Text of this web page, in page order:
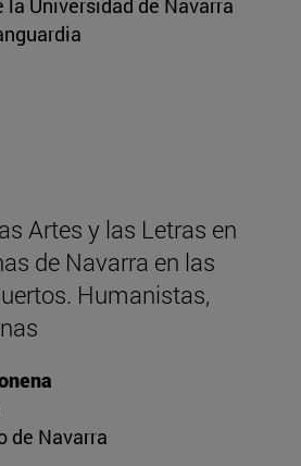
la Universidad de Navarra
Artes y las Letras en
de Navarra en las
Humanistas,
de Navarra